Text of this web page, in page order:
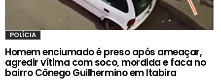
POLÍCIA
Homem enciumado é preso após ameaçar,
agredir vítima com soco, mordida e faca no
bairro Cônego Guilhermino em Itabira